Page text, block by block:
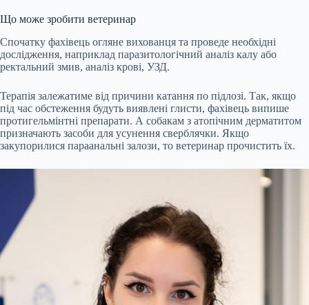
Що може зробити ветеринар
Спочатку фахівець огляне вихованця та проведе необхідні
дослідження, наприклад паразитологічний аналіз калу або
ректальний змив, аналіз крові, УЗД.
Терапія залежатиме від причини катання по підлозі. Так, якщо
під час обстеження будуть виявлені глисти, фахівець випише
протигельмінтні препарати. А собакам з атопічним дерматитом
призначають засоби для усунення сверблячки. Якщо
закупорилися параанальні залози, то ветеринар прочистить їх.